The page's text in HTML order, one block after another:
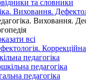
та словники
Виховання.
Виховання.
всі
Коррекційна
педагогіка
педагогіка
педагогіка